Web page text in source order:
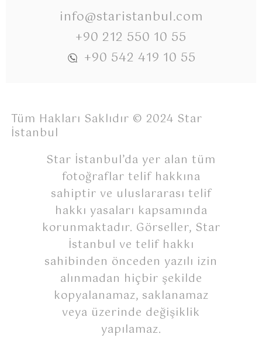
info@staristanbul.com
+90 212 550 10 55
+90 542 419 10 55
Tüm Hakları Saklıdır © 2024 Star
İstanbul
Star İstanbul’da yer alan tüm
fotoğraflar telif hakkına
sahiptir ve uluslararası telif
hakkı yasaları kapsamında
korunmaktadır. Görseller, Star
İstanbul ve telif hakkı
sahibinden önceden yazılı izin
alınmadan hiçbir şekilde
kopyalanamaz, saklanamaz
veya üzerinde değişiklik
yapılamaz.